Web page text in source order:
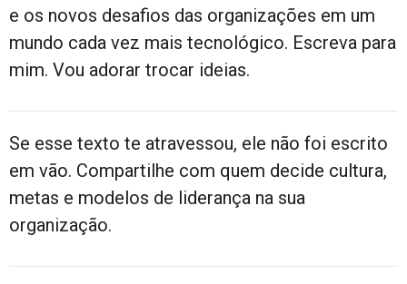
e os novos desafios das organizações em um
mundo cada vez mais tecnológico. Escreva para
mim. Vou adorar trocar ideias.
Se esse texto te atravessou, ele não foi escrito
em vão. Compartilhe com quem decide cultura,
metas e modelos de liderança na sua
organização.